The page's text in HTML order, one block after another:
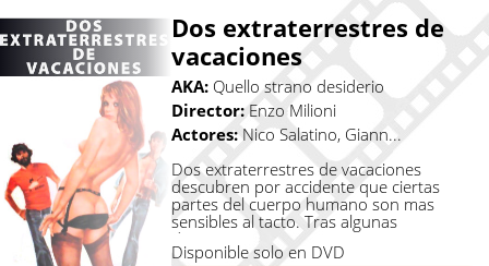
Dos extraterrestres de
vacaciones
AKA: Quello strano desiderio
Director: Enzo Milioni
Actores:Nico Salatino, Giann...
Dos extraterrestres de vacaciones
descubren por accidente que ciertas
partes del cuerpo humano son mas
sensibles al tacto. Tras algunas
desventuras c�...
Disponible solo en DVD